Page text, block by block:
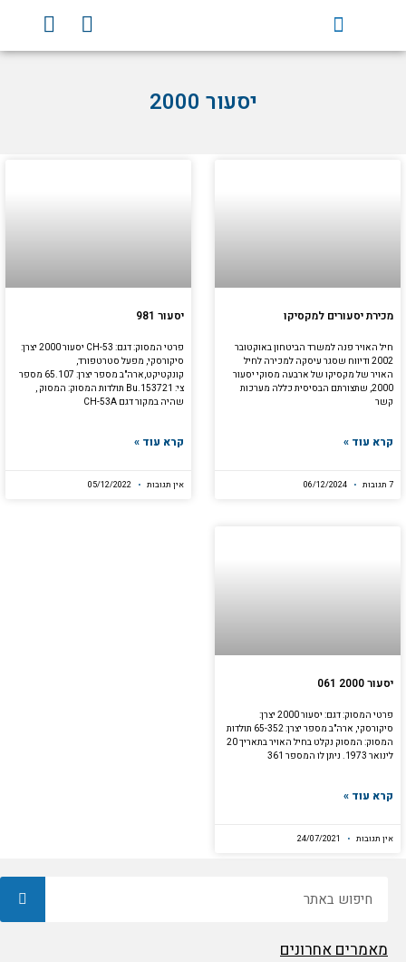
F
a
c
Y
o
u
יסעור 2000
מכירת יסעורים למקסיקו
חיל האויר פנה למשרד הביטחון באוקטובר
2002 ודיווח שסגר עיסקה למכירה לחיל
האויר של מקסיקו של ארבעה מסוקי יסעור
2000, שתצורתם הבסיסית כללה מערכות
קשר
קרא עוד »
יסעור 981
פרטי המסוק: דגם: CH-53 יסעור 2000 יצרן:
סיקורסקי, מפעל סטרטפורד,
קונקטיקט,ארה"ב מספר יצרן: 65.107 מספר
צי: Bu.153721 תולדות המסוק: המסוק ,
שהיה במקור דגם CH-53A
קרא עוד »
אין תגובות
יסעור 2000 061
פרטי המסוק: דגם: יסעור 2000 יצרן:
סיקורסקי, ארה"ב מספר יצרן: 65-352 תולדות
המסוק: המסוק נקלט בחיל האויר בתאריך 20
לינואר 1973. ניתן לו המספר 361
קרא עוד »
אין תגובות
מאמרים אחרונים